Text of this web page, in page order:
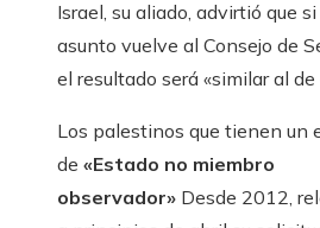
Israel, su aliado, advirtió que
asunto vuelve al Consejo de
el resultado será «similar al de
Los palestinos que tienen un
de «Estado no miembro
observador» Desde 2012,